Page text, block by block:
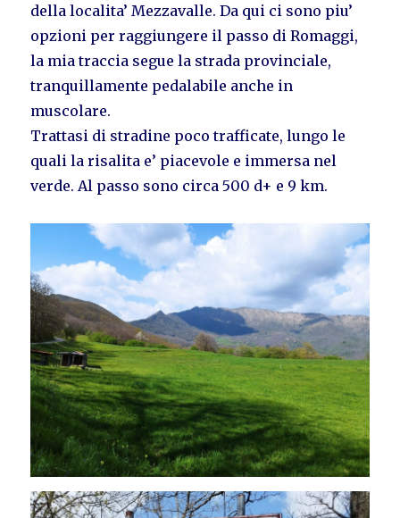
della localita’ Mezzavalle. Da qui ci sono piu’
opzioni per raggiungere il passo di Romaggi,
la mia traccia segue la strada provinciale,
tranquillamente pedalabile anche in
muscolare.
Trattasi di stradine poco trafficate, lungo le
quali la risalita e’ piacevole e immersa nel
verde. Al passo sono circa 500 d+ e 9 km.